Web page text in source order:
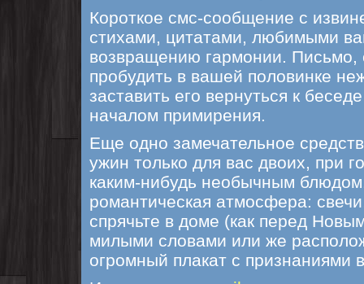
Короткое смс-сообщение с
стихами, цитатами, любимыми
возвращению гармонии.
пробудить в вашей половинке
заставить его вернуться к
началом примирения.
Еще одно замечательное
ужин только для вас двоих, при
каким-нибудь необычным
романтическая атмосфера:
спрячьте в доме (как перед
милыми словами или же
огромный плакат с признаниями